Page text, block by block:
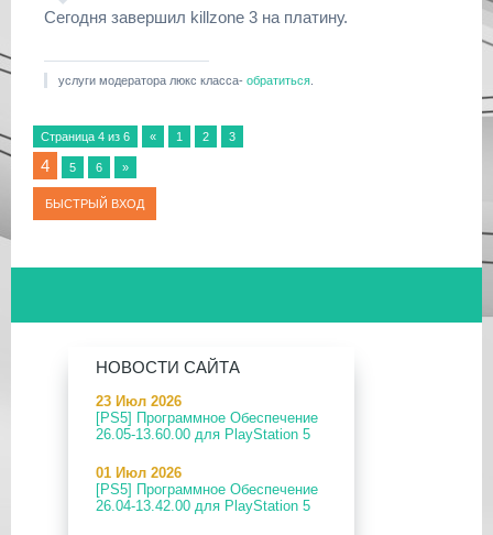
Сегодня завершил killzone 3 на платину.
услуги модератора люкс класса- обратиться
Страница 4 из 6 « 1 2 3
4 5 6 »
НОВОСТИ САЙТА
23 Июл 2026
[PS5] Программное Обеспечение
26.05-13.60.00 для PlayStation 5
01 Июл 2026
[PS5] Программное Обеспечение
26.04-13.42.00 для PlayStation 5